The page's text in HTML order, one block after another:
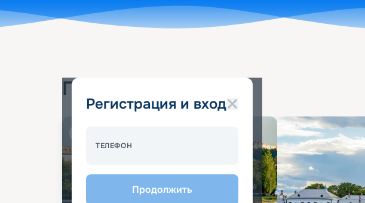
Регистрация и вход
ТЕЛЕФОН
Продолжить
Популярные круизы